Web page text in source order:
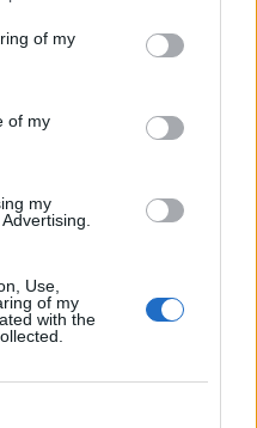
of my
of my
my
Use,
of my
with the
προειδοποιήσει
E coli γίνονται
στο ότι
αντιβιοτικά
από
συχνά
και όταν είναι
το σώμα
και